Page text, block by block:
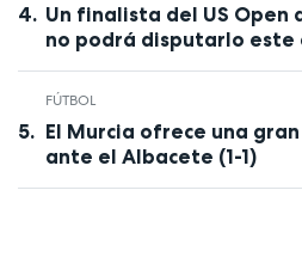
Un finalista del US Open
no podrá disputarlo este
FÚTBOL
El Murcia ofrece una
ante el Albacete (1-1)